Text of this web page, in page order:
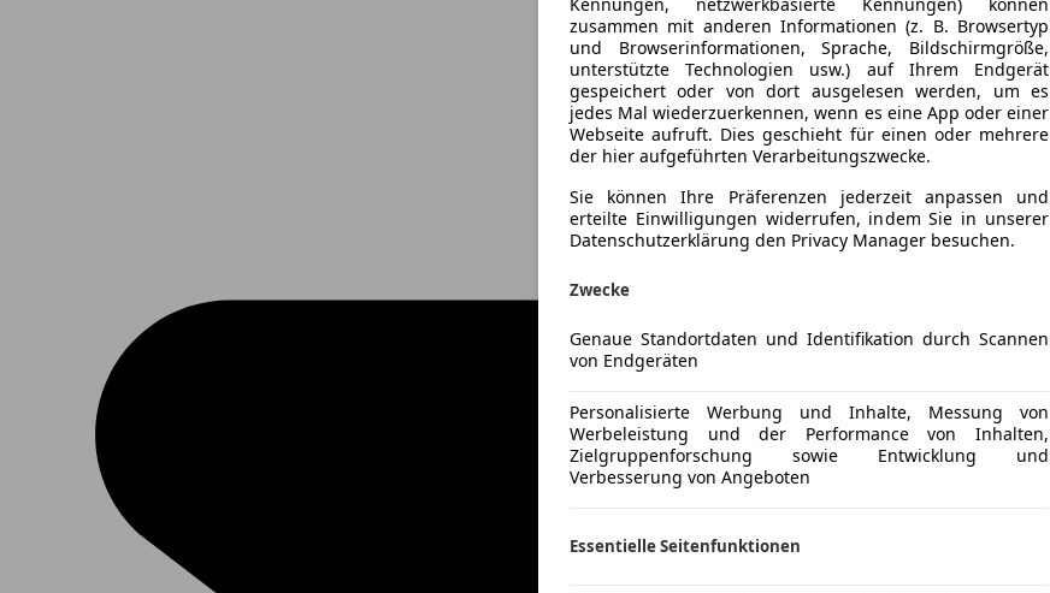
Kennungen, netzwerkbasierte Kennungen) können
zusammen mit anderen Informationen (z. B. Browsertyp
und Browserinformationen, Sprache, Bildschirmgröße,
unterstützte Technologien usw.) auf Ihrem Endgerät
gespeichert oder von dort ausgelesen werden, um es
jedes Mal wiederzuerkennen, wenn es eine App oder einer
Webseite aufruft. Dies geschieht für einen oder mehrere
der hier aufgeführten Verarbeitungszwecke.
Sie können Ihre Präferenzen jederzeit anpassen und
erteilte Einwilligungen widerrufen, indem Sie in unserer
Datenschutzerklärung den Privacy Manager besuchen.
Zwecke
Genaue Standortdaten und Identifikation durch Scannen
von Endgeräten
Personalisierte Werbung und Inhalte, Messung von
Werbeleistung und der Performance von Inhalten,
Zielgruppenforschung sowie Entwicklung und
Verbesserung von Angeboten
Essentielle Seitenfunktionen